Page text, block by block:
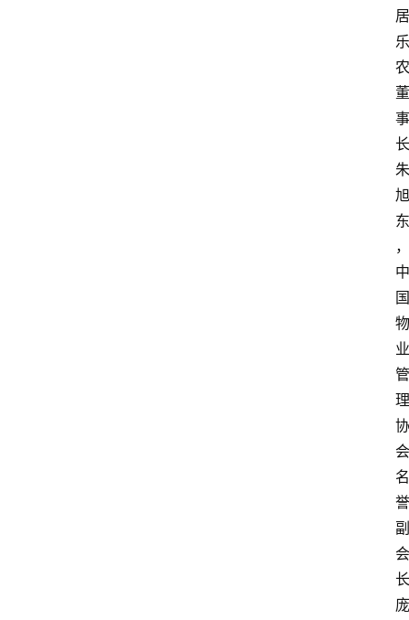
居
乐
农
董
事
长
朱
旭
东
，
中
国
物
业
管
理
协
会
名
誉
副
会
长
庞